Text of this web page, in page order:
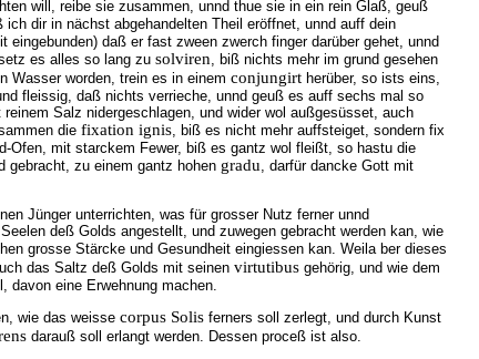
will, reibe sie zusammen, unnd thue sie in ein rein Glaß, geuß
ich dir in nächst abgehandelten Theil eröffnet, unnd auff dein
daß er fast zween zwerch finger darüber gehet, unnd
es alles so lang zu solviren , biß nichts mehr im grund gesehen
Wasser worden, trein es in einem conjungirt herüber, so ists eins,
fleissig, daß nichts verrieche, unnd geuß es auff sechs mal so
Salz nidergeschlagen, und wider wol außgesüsset, auch
die fixation ignis , biß es nicht mehr auffsteiget, sondern fix
Ofen, mit starckem Fewer, biß es gantz wol fleißt, so hastu die
gebracht, zu einem gantz hohen gradu , darfür dancke Gott mit
Jünger unterrichten, was für grosser Nutz ferner unnd
deß Golds angestellt, und zuwegen gebracht werden kan, wie
grosse Stärcke und Gesundheit eingiessen kan. Weila ber dieses
das Saltz deß Golds mit seinen virtutibus gehörig, und wie dem
davon eine Erwehnung machen.
wie das weisse corpus Solis ferners soll zerlegt, und durch Kunst
darauß soll erlangt werden. Dessen proceß ist also.